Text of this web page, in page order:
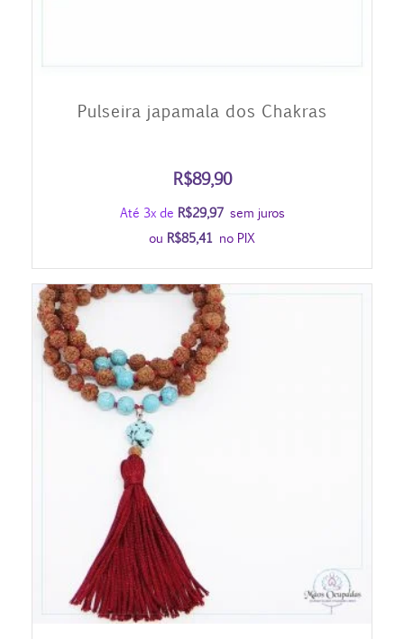
Pulseira japamala dos Chakras
R$89,90
Até 3x de R$29,97 sem juros
ou R$85,41 no PIX